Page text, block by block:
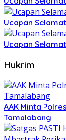
Ucapan
Ucapan
Hukrim
AAK Minta
Tamalabang